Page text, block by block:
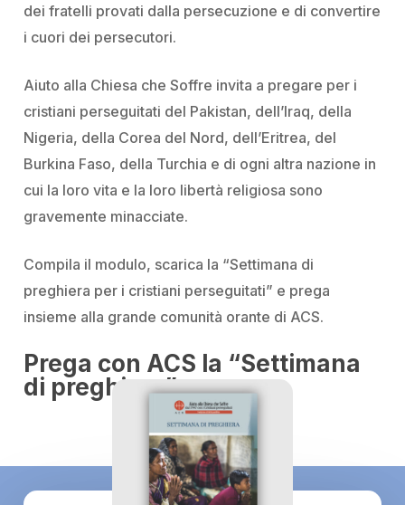
dei fratelli provati dalla persecuzione e di convertire
i cuori dei persecutori.
Aiuto alla Chiesa che Soffre invita a pregare per i
cristiani perseguitati del Pakistan, dell’Iraq, della
Nigeria, della Corea del Nord, dell’Eritrea, del
Burkina Faso, della Turchia e di ogni altra nazione in
cui la loro vita e la loro libertà religiosa sono
gravemente minacciate.
Compila il modulo, scarica la “Settimana di
preghiera per i cristiani perseguitati” e prega
insieme alla grande comunità orante di ACS.
Prega con ACS la “Settimana
di preghiera”